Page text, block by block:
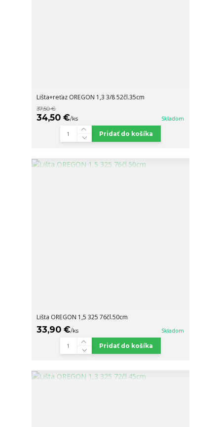
Lišta+reťaz OREGON 1,3 3/8 52čl.35cm
37,50 €
34,50 €/ks Skladom
Pridať do košíka
Lišta OREGON 1,5 325 76čl.50cm
33,90 €/ks Skladom
Pridať do košíka